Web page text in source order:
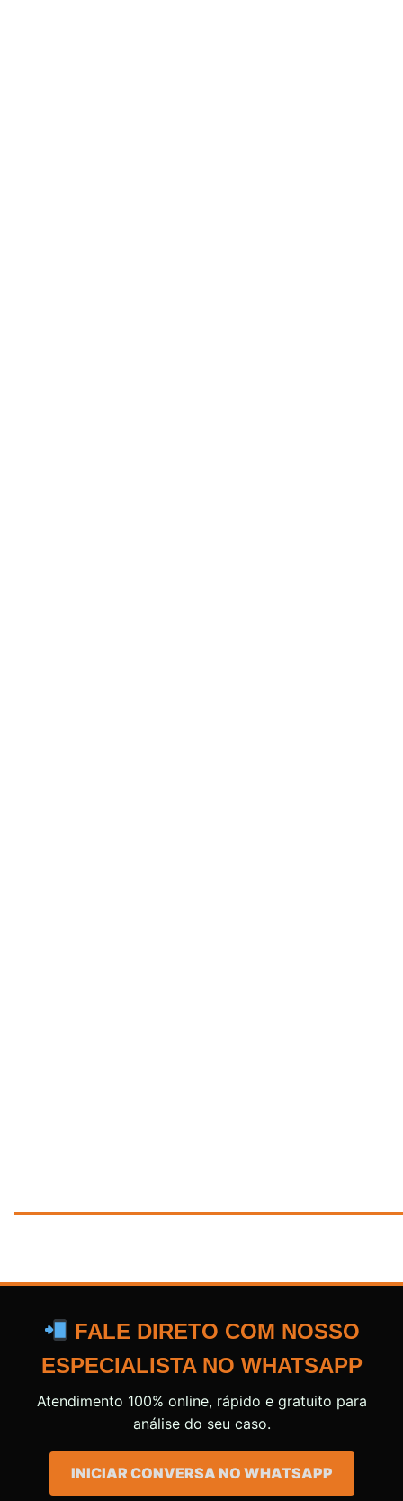
FALE DIRETO COM NOSSO
ESPECIALISTA NO WHATSAPP
Atendimento 100% online, rápido e gratuito para
análise do seu caso.
INICIAR CONVERSA NO WHATSAPP